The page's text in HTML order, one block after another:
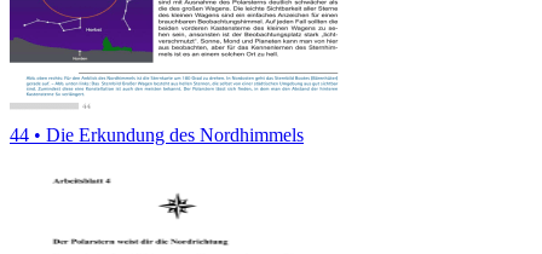
44 • Die Erkundung des Nordhimmels